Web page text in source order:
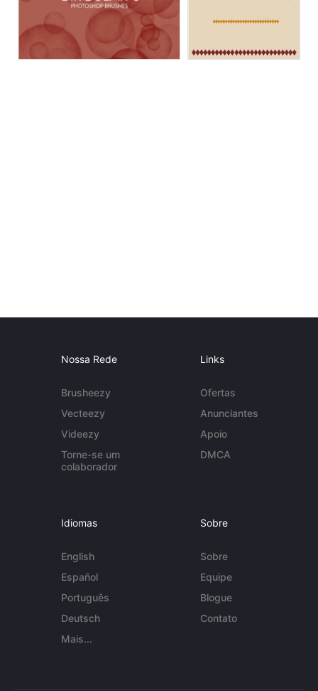
Nossa Rede
Brusheezy
Vecteezy
Videezy
Torne-se um
colaborador
Links
Ofertas
Anunciantes
Apoio
DMCA
Idiomas
English
Español
Português
Deutsch
Mais...
Sobre
Sobre
Equipe
Blogue
Contato